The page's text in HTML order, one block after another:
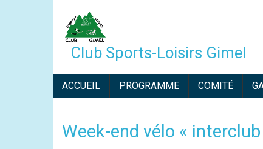
Club Sports-Loisirs Gimel
NAVIGATION
PRINCIPALE
ACCUEIL PROGRAMME COMITÉ
Week-end vélo « interclub